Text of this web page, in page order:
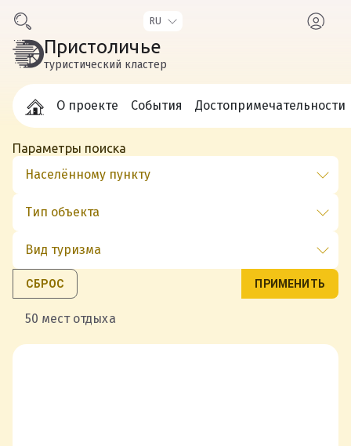
Пристоличье
туристический кластер
О проекте События Достопримечательности
Параметры поиска
СБРОС ПРИМЕНИТЬ
50 мест отдыха